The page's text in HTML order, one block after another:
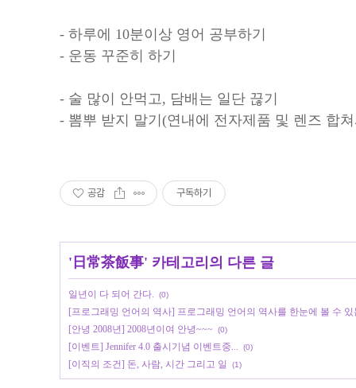
- 하루에 10분이상 영어 공부하기
- 운동 꾸준히 하기
- 술 많이 안먹고, 담배는 일단 끊기
- 뽐뿌 받지 말기(연내에 전자제품 및 렌즈 합
공감 구독하기
' 日常茶飯事' 카테고리의 다른 글
일년이 다 되어 간다. (0)
[프로그래밍 언어의 역사] 프로그래밍 언어의 역사를 한눈에 볼 수 있
[안녕 2008년] 2008년이여 안녕~~~
(0)
[이벤트] Jennifer 4.0 출시기념 이벤트중... (0)
[이직의 조건] 돈, 사람, 시간 그리고 일 (1)